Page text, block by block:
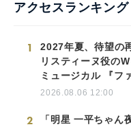
アクセスランキング
1
2027年夏、待望の
リスティーヌ役の
ミュージカル 『フ
2026.08.06 12:00
2 「明星 一平ちゃん